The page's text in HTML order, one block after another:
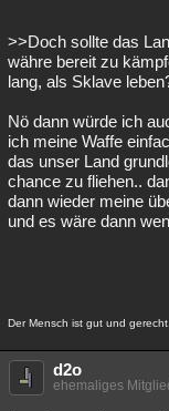
>>Doch sollte das
währe bereit zu
lang, als Sklave
Nö dann würde ich
ich meine Waffe
das unser Land
chance zu fliehen..
dann wieder meine
und es wäre dann
Der Mensch ist gut und
d2o
ehemaliges